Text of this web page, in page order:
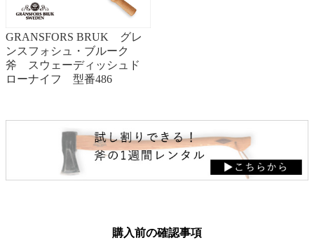
GRANSFORS BRUK グレ
ンスフォシュ・ブルーク
斧 スウェーディッシュド
ローナイフ 型番486
購入前の確認事項